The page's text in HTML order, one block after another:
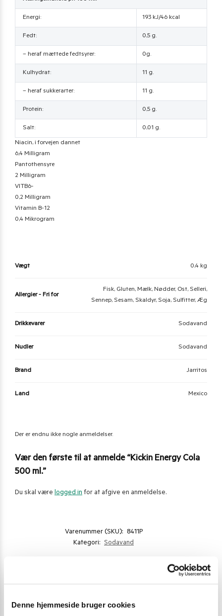
Denne hjemmeside bruger cookies
Energi: 193 kJ/46 kcal
Fedt: 0,5 g.
– heraf mættede fedtsyrer: 0g.
Kulhydrat: 11 g.
– heraf sukkerarter: 11 g.
Protein: 0,5 g.
Salt: 0,01 g.
Niacin, i forvejen dannet
6,4 Milligram
Pantothensyre
2 Milligram
VITB6-
0,2 Milligram
Vitamin B-12
0,4 Mikrogram
Vægt 0,4 kg
Allergier - Fri for
Fisk, Gluten, Mælk, Nødder, Ost, Selleri,
Sennep, Sesam, Skaldyr, Soja, Sulfitter, Æg
Drikkevarer Sodavand
Nudler Sodavand
Brand Jarritos
Land Mexico
Der er endnu ikke nogle anmeldelser.
Vær den første til at anmelde “Kickin Energy Cola
500 ml.”
Du skal være logged in for at afgive en anmeldelse.
Varenummer (SKU): 8411P
Kategori: Sodavand
STOP MADSPILD